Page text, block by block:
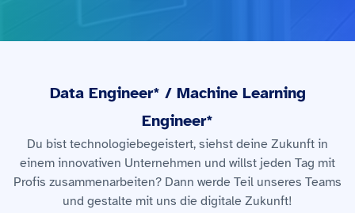
Data Engineer* / Machine Learning
Engineer*
Du bist technologiebegeistert, siehst deine Zukunft in
einem innovativen Unternehmen und willst jeden Tag mit
Profis zusammenarbeiten? Dann werde Teil unseres Teams
und gestalte mit uns die digitale Zukunft!